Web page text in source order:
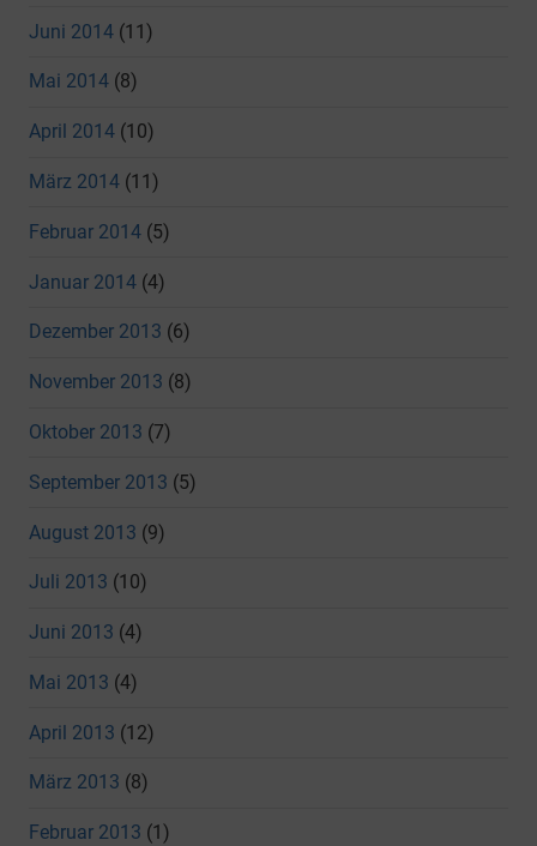
Juni 2014 (11)
Mai 2014 (8)
April 2014 (10)
März 2014 (11)
Februar 2014 (5)
Januar 2014 (4)
Dezember 2013 (6)
November 2013 (8)
Oktober 2013 (7)
September 2013 (5)
August 2013 (9)
Juli 2013 (10)
Juni 2013 (4)
Mai 2013 (4)
April 2013 (12)
März 2013 (8)
Februar 2013 (1)